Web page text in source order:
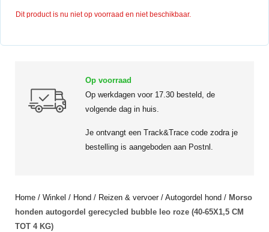
Dit product is nu niet op voorraad en niet beschikbaar.
Op voorraad
Op werkdagen voor 17.30 besteld, de
volgende dag in huis.
Je ontvangt een Track&Trace code zodra je
bestelling is aangeboden aan Postnl.
Home / Winkel / Hond / Reizen & vervoer/ Autogordel hond / Morso
honden autogordel gerecycled bubble leo roze (40-65X1,5 CM
TOT 4 KG)